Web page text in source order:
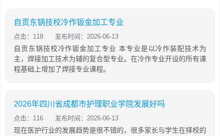
自贡东锅技校冷作钣金加工专业
点击：118 发布时间：2026-06-13
自贡东锅技校冷作钣金加工专业 本专业是以冷作装配技术为
主，焊接加工技术为辅的复合型专业。在冷作专业开设的所有课
程基础上增加了焊接专业课程。
2026年四川省成都市护理职业学院发展好吗
点击：116 发布时间：2026-06-13
现在医护行业的发展趋势是很不错的，很多家长与学生在择校的